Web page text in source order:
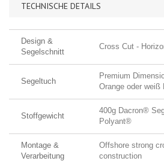
TECHNISCHE DETAILS
Design &
Segelschnitt
Cross Cut -
Segeltuch
Premium
Orange oder weiß
Stoffgewicht
400g Dacron®
Polyant®
Montage &
Verarbeitung
Offshore strong
construction